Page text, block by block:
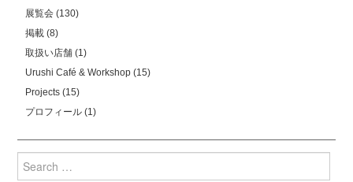
展覧会 (130)
掲載 (8)
取扱い店舗 (1)
Urushi Café & Workshop (15)
Projects (15)
プロフィール (1)
for: